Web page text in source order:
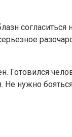
Готовился
нужно